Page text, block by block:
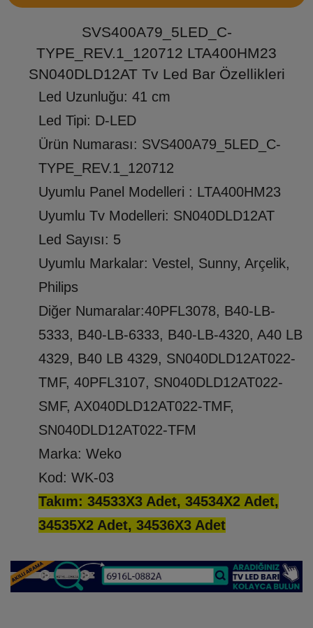
SVS400A79_5LED_C-
TYPE_REV.1_120712 LTA400HM23
SN040DLD12AT Tv Led Bar Özellikleri
Led Uzunluğu: 41 cm
Led Tipi: D-LED
Ürün Numarası: SVS400A79_5LED_C-
TYPE_REV.1_120712
Uyumlu Panel Modelleri : LTA400HM23
Uyumlu Tv Modelleri: SN040DLD12AT
Led Sayısı: 5
Uyumlu Markalar: Vestel, Sunny, Arçelik,
Philips
Diğer Numaralar:40PFL3078, B40-LB-
5333, B40-LB-6333, B40-LB-4320, A40 LB
4329, B40 LB 4329, SN040DLD12AT022-
TMF, 40PFL3107, SN040DLD12AT022-
SMF, AX040DLD12AT022-TMF,
SN040DLD12AT022-TFM
Marka: Weko
Kod: WK-03
Takım: 34533X3 Adet, 34534X2 Adet,
34535X2 Adet, 34536X3 Adet